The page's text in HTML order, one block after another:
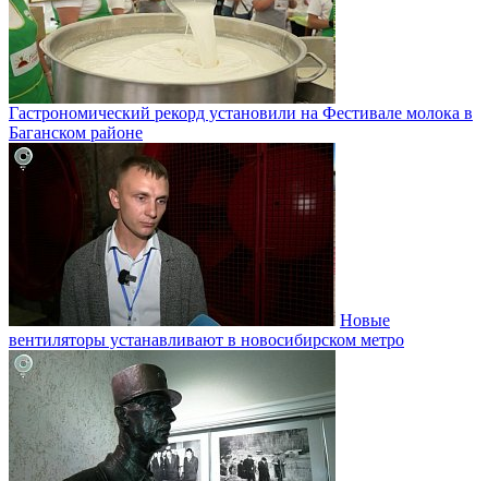
Гастрономический рекорд установили на Фестивале молока в
Баганском районе
Новые
вентиляторы устанавливают в новосибирском метро